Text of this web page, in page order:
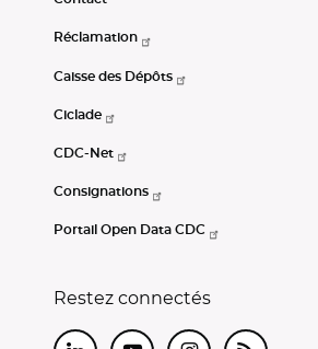
Réclamation
Caisse des Dépôts
Ciclade
CDC-Net
Consignations
Portail Open Data CDC
Restez connectés